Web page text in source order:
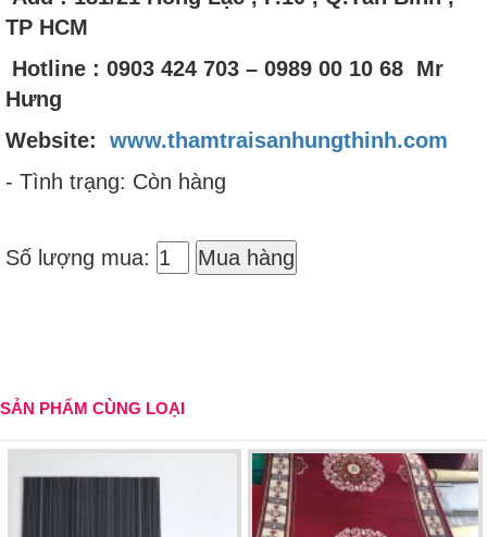
TP HCM
Hotline : 0903 424 703 – 0989 00 10 68 Mr
Hưng
Website: www.thamtraisanhungthinh.com
- Tình trạng: Còn hàng
Số lượng mua: Mua hàng
SẢN PHẨM CÙNG LOẠI